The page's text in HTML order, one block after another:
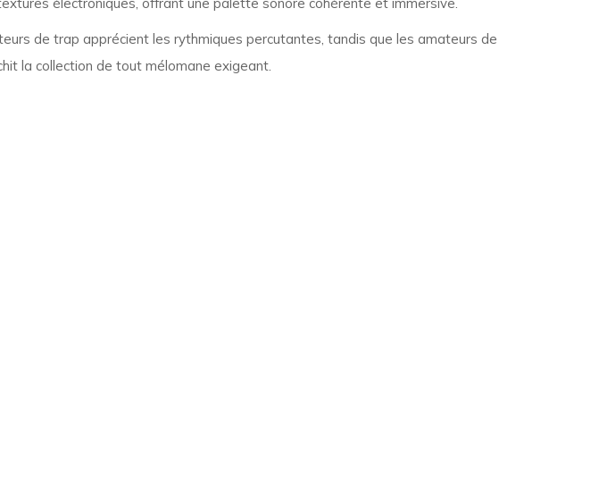
de trap apprécient les rythmiques percutantes, tandis que les amateurs de
la collection de tout mélomane exigeant.